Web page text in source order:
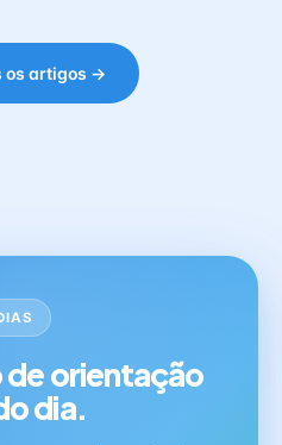
os artigos →
de orientação
dia.